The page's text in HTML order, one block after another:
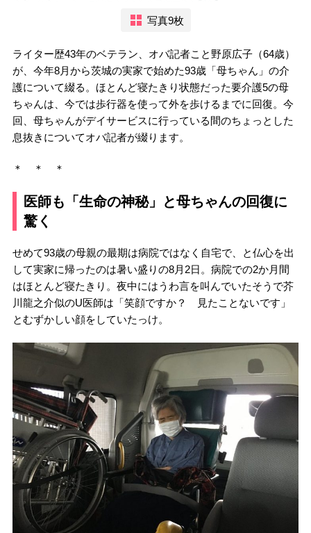
写真9枚
ライター歴43年のベテラン、オバ記者こと野原広子（64歳）
が、今年8月から茨城の実家で始めた93歳「母ちゃん」の介
護について綴る。ほとんど寝たきり状態だった要介護5の母
ちゃんは、今では歩行器を使って外を歩けるまでに回復。今
回、母ちゃんがデイサービスに行っている間のちょっとした
息抜きについてオバ記者が綴ります。
＊ ＊ ＊
医師も「生命の神秘」と母ちゃんの回復に
驚く
せめて93歳の母親の最期は病院ではなく自宅で、と仏心を出
して実家に帰ったのは暑い盛りの8月2日。病院での2か月間
はほとんど寝たきり。夜中にはうわ言を叫んでいたそうで芥
川龍之介似のU医師は「笑顔ですか？ 見たことないです」
とむずかしい顔をしていたっけ。